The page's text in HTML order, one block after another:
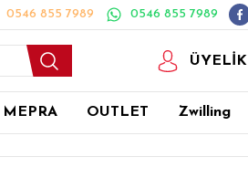
0546 855 7989 0546 855 7989
ÜYELİK
MEPRA OUTLET Zwilling